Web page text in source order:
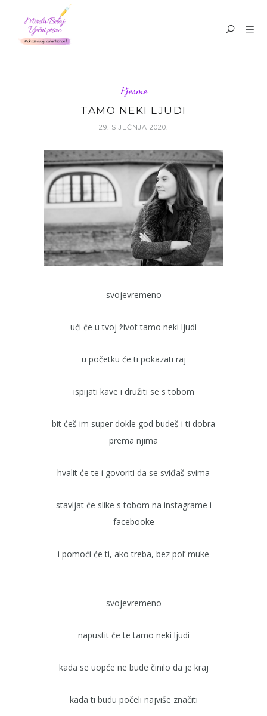
Pjesme
TAMO NEKI LJUDI
29. SIJEČNJA 2020.
svojevremeno
ući će u tvoj život tamo neki ljudi
u početku će ti pokazati raj
ispijati kave i družiti se s tobom
bit ćeš im super dokle god budeš i ti dobra
prema njima
hvalit će te i govoriti da se sviđaš svima
stavljat će slike s tobom na instagrame i
facebooke
i pomoći će ti, ako treba, bez pol’ muke
svojevremeno
napustit će te tamo neki ljudi
kada se uopće ne bude činilo da je kraj
kada ti budu počeli najviše značiti